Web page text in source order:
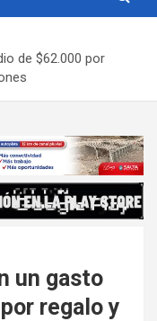
de $62.000 por
un gasto
regalo y